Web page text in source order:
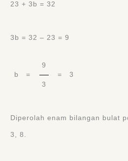
23 + 3b = 32
3b = 32 – 23 = 9
b =
9
3
= 3
Diperolah enam bilangan bulat
3, 8.